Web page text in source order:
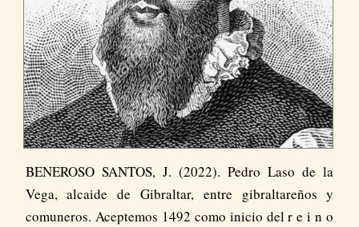
BENEROSO SANTOS, J. (2022). Pedro Laso de la
Vega, alcaide de Gibraltar, entre gibraltareños y
comuneros. Aceptemos 1492 como inicio del r e i n o